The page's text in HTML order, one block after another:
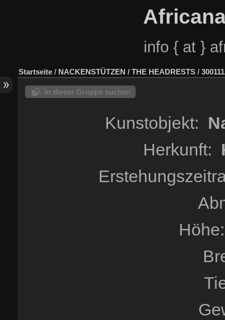
info { at }
Startseite / NACKENSTÜTZEN / THE HEADRESTS /
In dieser Gruppe suchen
Kunstobjekt:
Herkunft: